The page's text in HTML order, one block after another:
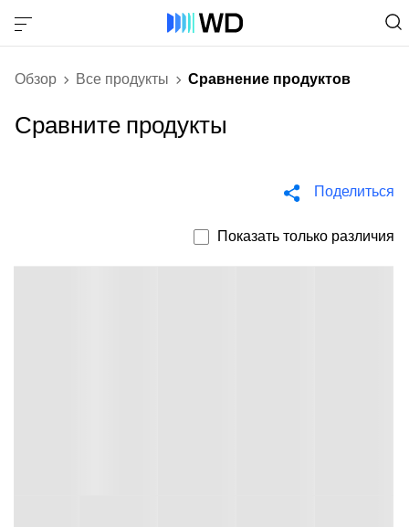
Обзор Все продукты Сравнение продуктов
Сравните продукты
Поделиться
Показать только различия